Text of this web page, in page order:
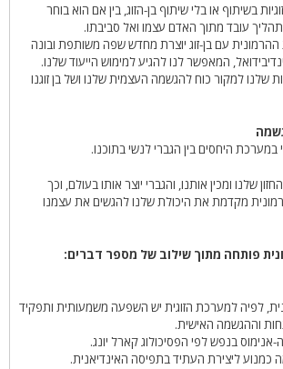
בשיתוף או בלי שיתוף בן-הזוג, בין אם הוא בוחר
עובד מתוך האדם עצמו ואל סביבתו.
ההרמונית עם בן-זוג יוצרת מחדש שפה משותפת ובונה
המאפשר לנו להגיע למימוש הייעוד שלנו.
שלנו למקור כוח להגשמה העצמית שלנו ושל בן זוגנו
במערכת היחסים בין הגברי לנשי בתוכנו.
שלנו ומכין אותנו, והגברי יוצר אותו בעולם, וכך
מקדמת את היכולת שלנו להגשים את עצמנו
פותחה מתוך שילוב של מספר דברים:
לפיה למערכת הזוגית יש השפעה משמעותית ותפקיד
וההגשמה האישית.
בנפש לפי הפסיכולוג קארל יונג.
כמנוע ליצירת העתיד בתפיסה האינדיאנית.